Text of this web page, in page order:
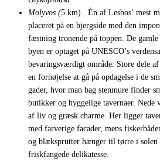
Molyvos (5 km) . Én af Lesbos’ mest
placeret på en bjergside med den
fæstning tronende på toppen. De gamle
byen er optaget på UNESCO’s
bevaringsværdigt område. Store dele
en fornøjelse at gå på opdagelse i de
gader, hvor man bag stenmure finder
butikker og hyggelige tavernaer. Nede
af liv og græsk charme. Her ligger
med farverige facader, mens
og blæksprutter hænger til tørre i solen
friskfangede delikatesse.